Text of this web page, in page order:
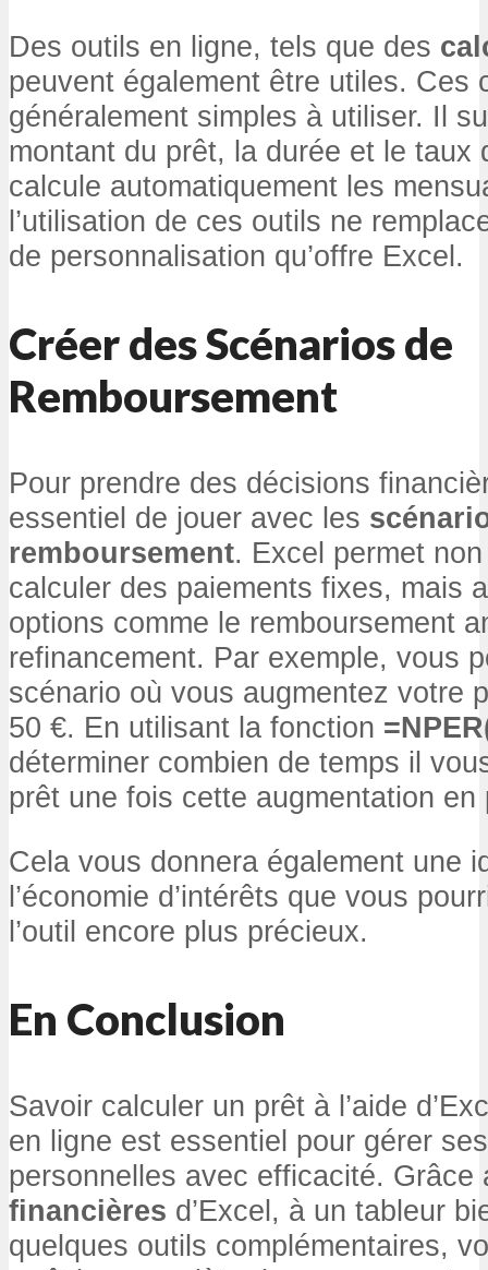
Des outils en ligne, tels que des
peuvent également être utiles. Ces
généralement simples à utiliser. Il
montant du prêt, la durée et le taux
calcule automatiquement les
l’utilisation de ces outils ne
de personnalisation qu’offre Excel.
Créer des Scénarios de
Remboursement
Pour prendre des décisions
essentiel de jouer avec les
remboursement. Excel permet
calculer des paiements fixes, mais
options comme le remboursement
refinancement. Par exemple, vous
scénario où vous augmentez votre
50 €. En utilisant la fonction
déterminer combien de temps il
prêt une fois cette augmentation en
Cela vous donnera également une
l’économie d’intérêts que vous
l’outil encore plus précieux.
En Conclusion
Savoir calculer un prêt à l’aide
en ligne est essentiel pour gérer
personnelles avec efficacité.
financières d’Excel, à un tableur
quelques outils complémentaires,